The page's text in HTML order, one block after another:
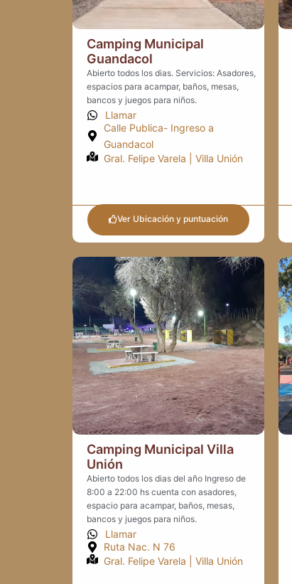
Camping Municipal
Guandacol
Abierto todos los dias. Servicios: Asadores,
espacios para acampar, baños, mesas,
bancos y juegos para niños.
Llamar
Calle Publica- Ingreso a
Guandacol
Gral. Felipe Varela | Villa Unión
Ver Ubicación y puntuación
Camping Municipal Villa
Unión
Abierto todos los dias del año Ingreso de
8:00 a 22:00 hs cuenta con asadores,
espacio para acampar, baños, mesas,
bancos y juegos para niños.
Llamar
Ruta Nac. N 76
Gral. Felipe Varela | Villa Unión